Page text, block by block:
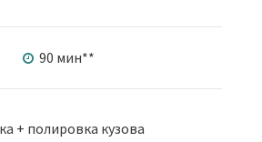
90 мин**
+ полировка кузова